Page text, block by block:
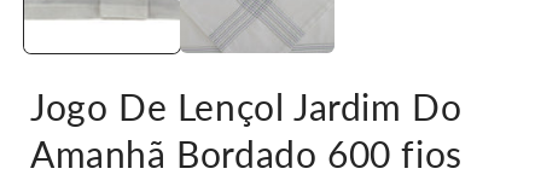
Jogo De Lençol Jardim Do
Amanhã Bordado 600 fios